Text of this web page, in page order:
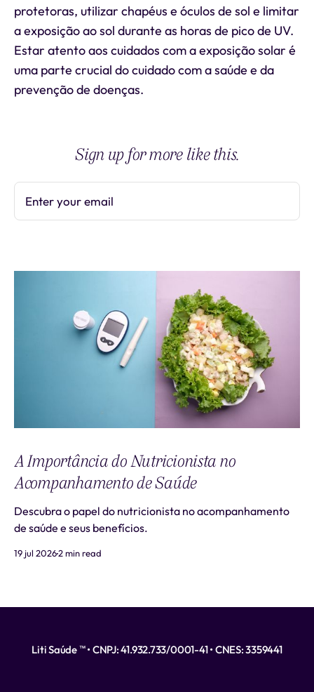
protetoras, utilizar chapéus e óculos de sol e limitar
a exposição ao sol durante as horas de pico de UV.
Estar atento aos cuidados com a exposição solar é
uma parte crucial do cuidado com a saúde e da
prevenção de doenças.
Sign up for more like this.
Enter your email
A Importância do Nutricionista no
Acompanhamento de Saúde
Descubra o papel do nutricionista no acompanhamento
de saúde e seus benefícios.
19 jul 20262 min read
Liti Saúde ™ • CNPJ: 41.932.733/0001-41 • CNES: 3359441